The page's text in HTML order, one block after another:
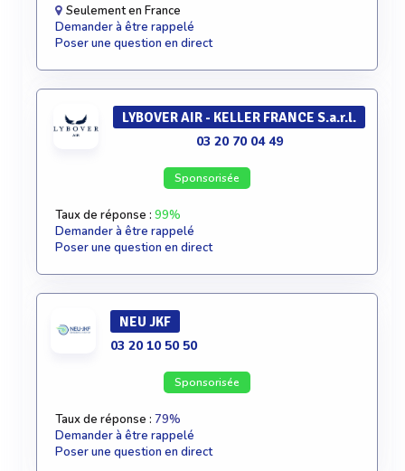
Seulement en France
Demander à être rappelé
Poser une question en direct
LYBOVER AIR - KELLER FRANCE S.a.r.l.
03 20 70 04 49
Sponsorisée
Taux de réponse : 99%
Demander à être rappelé
Poser une question en direct
NEU JKF
03 20 10 50 50
Sponsorisée
Taux de réponse : 79%
Demander à être rappelé
Poser une question en direct